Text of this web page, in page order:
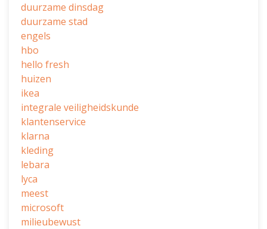
duurzame dinsdag
duurzame stad
engels
hbo
hello fresh
huizen
ikea
integrale veiligheidskunde
klantenservice
klarna
kleding
lebara
lyca
meest
microsoft
milieubewust